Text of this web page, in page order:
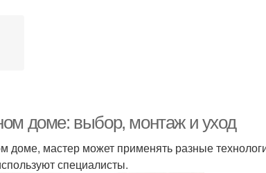
доме: выбор, монтаж и уход
доме, мастер может применять разные
специалисты.